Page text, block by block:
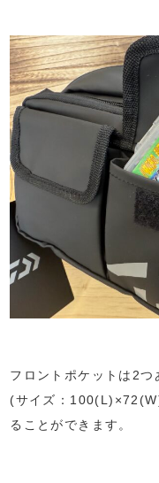
フロントポケットは2つ
(サイズ：
ることができます。